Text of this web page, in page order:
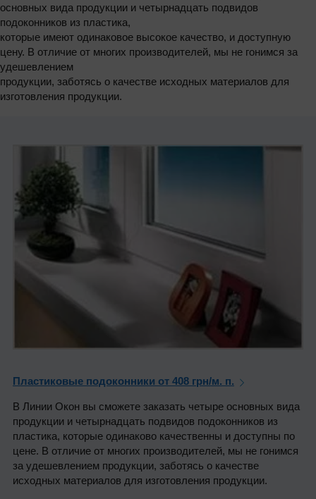
основных вида продукции и четырнадцать подвидов
подоконников из пластика,
которые имеют одинаковое высокое качество, и доступную
цену. В отличие от многих производителей, мы не гонимся за
удешевлением
продукции, заботясь о качестве исходных материалов для
изготовления продукции.
Пластиковые подоконники от 408 грн/м. п.
В Линии Окон вы сможете заказать четыре основных вида
продукции и четырнадцать подвидов подоконников из
пластика, которые одинаково качественны и доступны по
цене. В отличие от многих производителей, мы не гонимся
за удешевлением продукции, заботясь о качестве
исходных материалов для изготовления продукции.